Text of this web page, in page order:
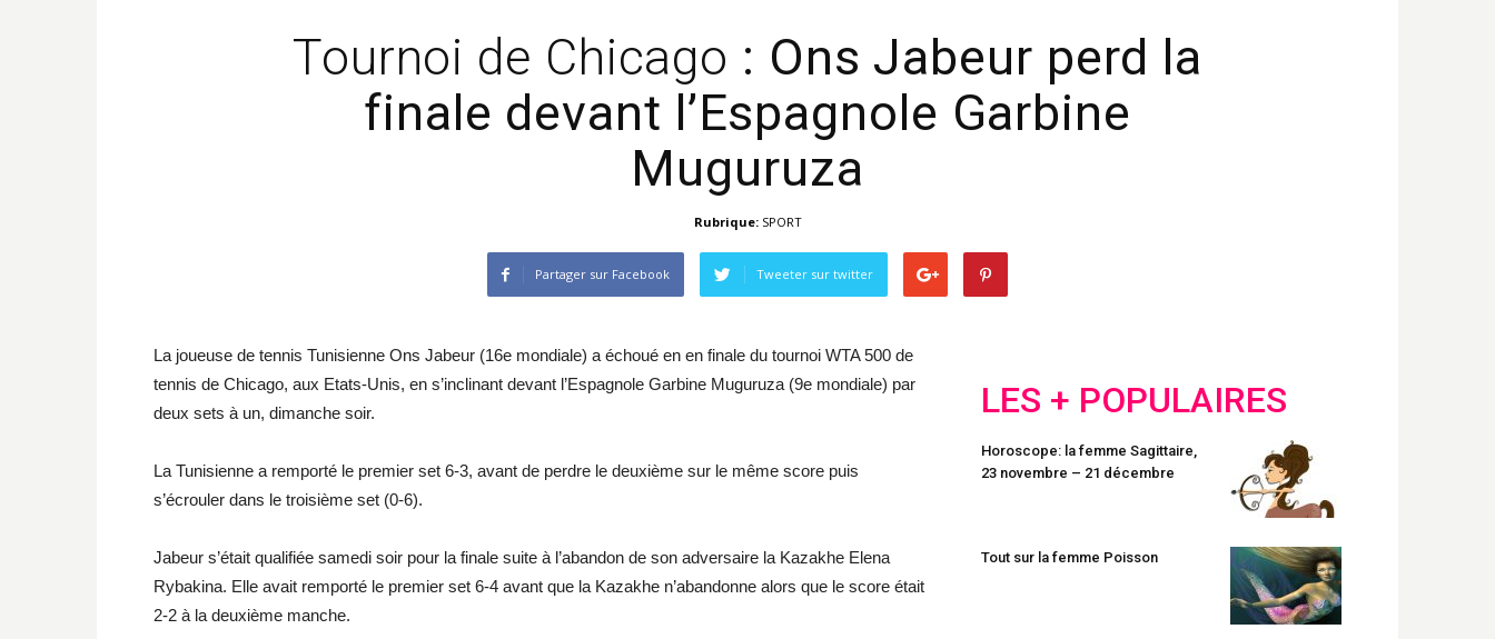
Tournoi de Chicago : Ons Jabeur perd la
finale devant l’Espagnole Garbine
Muguruza
Rubrique: SPORT
Partager sur Facebook Tweeter sur twitter
La joueuse de tennis Tunisienne Ons Jabeur (16e mondiale) a échoué en en finale du tournoi WTA 500 de
tennis de Chicago, aux Etats-Unis, en s’inclinant devant l’Espagnole Garbine Muguruza (9e mondiale) par
deux sets à un, dimanche soir.
La Tunisienne a remporté le premier set 6-3, avant de perdre le deuxième sur le même score puis
s’écrouler dans le troisième set (0-6).
Jabeur s’était qualifiée samedi soir pour la finale suite à l’abandon de son adversaire la Kazakhe Elena
Rybakina. Elle avait remporté le premier set 6-4 avant que la Kazakhe n’abandonne alors que le score était
2-2 à la deuxième manche.
LES + POPULAIRES
Horoscope: la femme Sagittaire,
23 novembre – 21 décembre
Tout sur la femme Poisson